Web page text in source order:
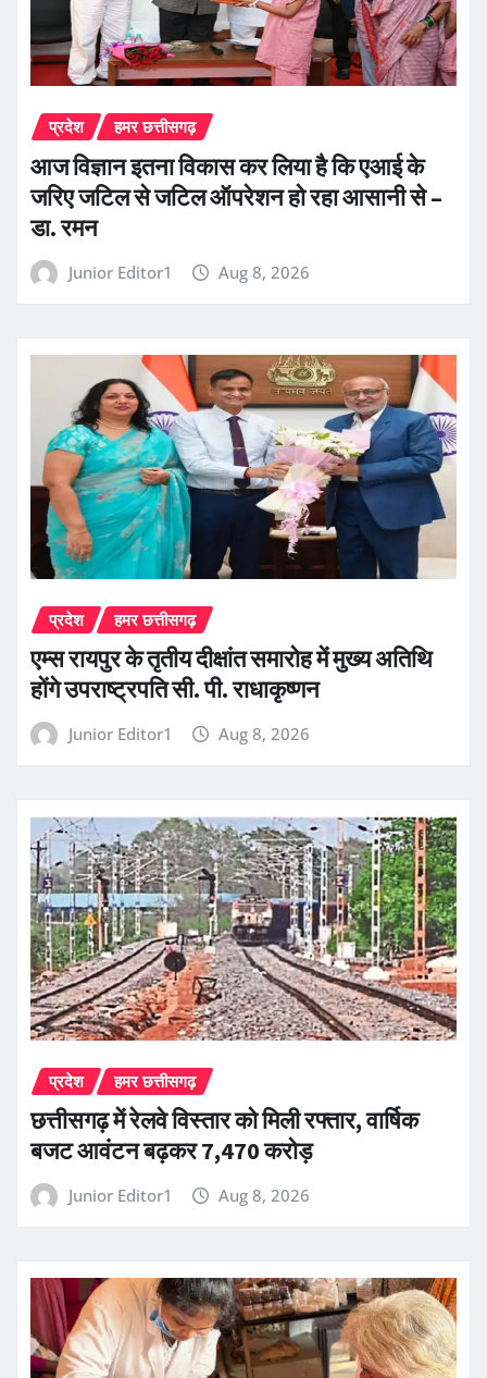
प्रदेश हमर छत्तीसगढ़
आज विज्ञान इतना विकास कर लिया है कि एआई के
जरिए जटिल से जटिल ऑपरेशन हो रहा आसानी से –
डा. रमन
Junior Editor1 Aug 8, 2026
प्रदेश हमर छत्तीसगढ़
एम्स रायपुर के तृतीय दीक्षांत समारोह में मुख्य अतिथि
होंगे उपराष्ट्रपति सी. पी. राधाकृष्णन
Junior Editor1 Aug 8, 2026
प्रदेश हमर छत्तीसगढ़
छत्तीसगढ़ में रेलवे विस्तार को मिली रफ्तार, वार्षिक
बजट आवंटन बढ़कर 7,470 करोड़
Junior Editor1 Aug 8, 2026